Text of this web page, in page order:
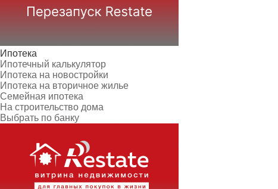
Ипотека
Ипотечный калькулятор
Ипотека на новостройки
Ипотека на вторичное жилье
Семейная ипотека
На строительство дома
Выбрать по банку